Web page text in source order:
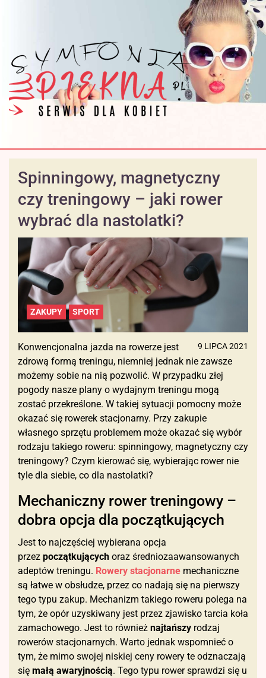
Spinningowy, magnetyczny
czy treningowy – jaki rower
wybrać dla nastolatki?
SPORT
ZAKUPY
9 LIPCA 2021
Konwencjonalna jazda na rowerze jest
zdrową formą treningu, niemniej jednak nie zawsze
możemy sobie na nią pozwolić. W przypadku złej
pogody nasze plany o wydajnym treningu mogą
zostać przekreślone. W takiej sytuacji pomocny może
okazać się rowerek stacjonarny. Przy zakupie
własnego sprzętu problemem może okazać się wybór
rodzaju takiego roweru: spinningowy, magnetyczny czy
treningowy? Czym kierować się, wybierając rower nie
tyle dla siebie, co dla nastolatki?
Mechaniczny rower treningowy –
dobra opcja dla początkujących
Jest to najczęściej wybierana opcja
przez początkujących oraz średniozaawansowanych
adeptów treningu. Rowery stacjonarne mechaniczne
są łatwe w obsłudze, przez co nadają się na pierwszy
tego typu zakup. Mechanizm takiego roweru polega na
tym, że opór uzyskiwany jest przez zjawisko tarcia koła
zamachowego. Jest to również najtańszy rodzaj
rowerów stacjonarnych. Warto jednak wspomnieć o
tym, że mimo swojej niskiej ceny rowery te odznaczają
się małą awaryjnością. Tego typu rower sprawdzi się u